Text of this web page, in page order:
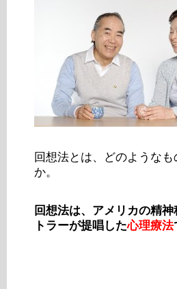
回想法とは、どのようなも
か。
回想法は、アメリカの精
トラーが提唱した心理療法